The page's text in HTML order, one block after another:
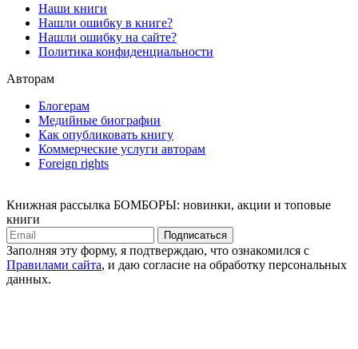
Наши книги
Нашли ошибку в книге?
Нашли ошибку на сайте?
Политика конфиденциальности
Авторам
Блогерам
Медийные биографии
Как опубликовать книгу
Коммерческие услуги авторам
Foreign rights
Книжная рассылка БОМБОРЫ: новинки, акции и топовые
книги
Подписаться
Заполняя эту форму, я подтверждаю, что ознакомился с
Правилами сайта, и даю согласие на обработку персональных
данных.